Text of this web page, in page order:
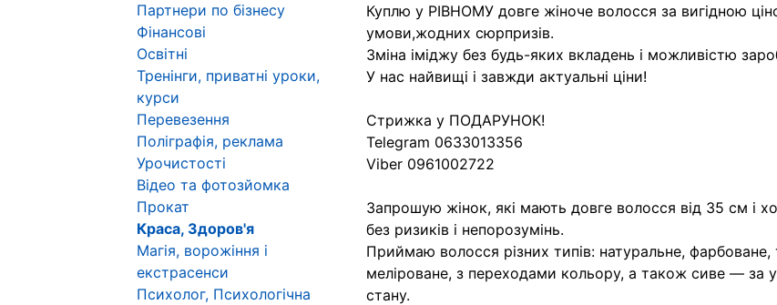
Куплю у РІВНОМУ довге жіноче волосся за вигідною
умови,жодних сюрпризів.
Зміна іміджу без будь-яких вкладень і можливістю
У нас найвищі і завжди актуальні ціни!
Стрижка у ПОДАРУНОК!
Telegram 0633013356
Viber 0961002722
Запрошую жінок, які мають довге волосся від 35 см і
без ризиків і непорозумінь.
Приймаю волосся різних типів: натуральне, фарбоване,
меліроване, з переходами кольору, а також сиве — за
стану.
Партнери по бізнесу
Фінансові
Освітні
Тренінги, приватні уроки,
курси
Перевезення
Поліграфія, реклама
Урочистості
Відео та фотозйомка
Прокат
Краса, Здоров'я
Магія, ворожіння і
екстрасенси
Психолог, Психологічна